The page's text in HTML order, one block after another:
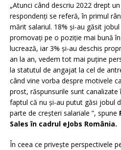
„Atunci când descriu 2022 drept
respondenți se referă, în primul
mărit salariul. 18% și-au găsit
promovați pe o poziție mai bună
lucrează, iar 3% și-au deschis
an la an, vedem tot mai puține
la statutul de angajat la cel de
când vine vorba despre motivele
prost, răspunsurile sunt
faptul că nu și-au putut găsi jobul
parte de creșteri salariale ”, spune
Sales în cadrul eJobs România.
În ceea ce privește perspectivele